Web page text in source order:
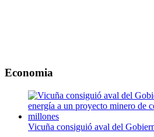
Economia
Vicuña consiguió aval del